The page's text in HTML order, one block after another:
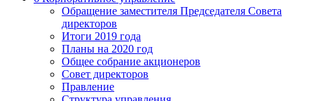
Обращение заместителя Председателя Совета
директоров
Итоги 2019 года
Планы на 2020 год
Общее собрание акционеров
Совет директоров
Правление